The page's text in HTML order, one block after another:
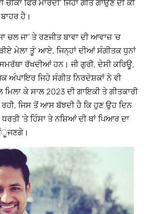
ਫਿਰੇ ਮਾਰਦੀ’ ਜਿਹਾ ਗੀਤ ਗਾਉਣ ਦੀ ਕੀ
ਹੈ।
ਚਲ ਜਾ’ ਤੇ ਰਣਜੀਤ ਬਾਵਾ ਦੀ ਆਵਾਜ਼ ’ਚ
ਮੇਲਾ ਤੂੰ’ ਆਏ, ਜਿਨ੍ਹਾਂ ਦੀਆਂ ਸੰਗੀਤਕ ਧੁਨਾਂ
ਰੱਖਦੀਆਂ ਹਨ। ਜੀ ਗੁਰੀ, ਦੇਸੀ ਕਰਿਊ,
ਅੰਪਾਇਰ ਜਿਹੇ ਸੰਗੀਤ ਨਿਰਦੇਸ਼ਕਾਂ ਨੇ ਵੀ
ਕੇ ਸਾਲ 2023 ਦੀ ਗਾਇਕੀ ਤੇ ਗੀਤਕਾਰੀ
ਜਿਸ ਤੋਂ ਆਸ ਬੱਝਦੀ ਹੈ ਕਿ ਹੁਣ ਉਹ ਦਿਨ
’ਤੇ ਹਿੰਸਾ ਤੇ ਨਸ਼ਿਆਂ ਦੀ ਥਾਂ ਪਿਆਰ ਦਾ